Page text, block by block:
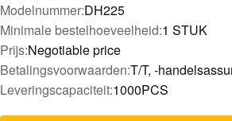
Modelnummer:DH225
Minimale bestelhoeveelheid:1 STUK
Prijs:Negotiable price
Betalingsvoorwaarden:T/T, -
Leveringscapaciteit:1000PCS